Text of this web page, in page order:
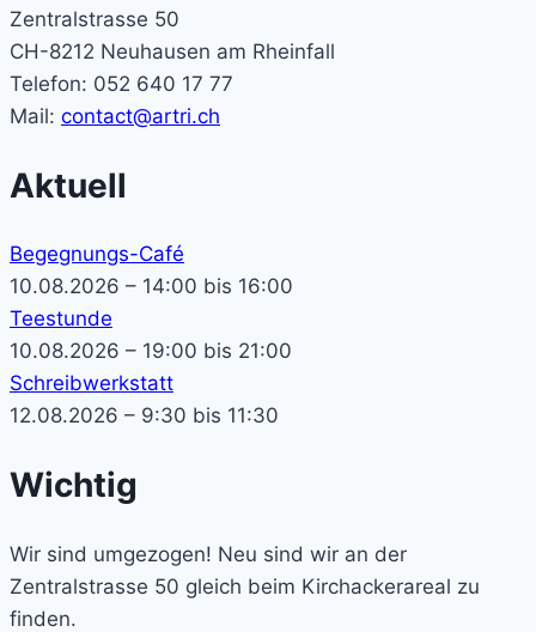
Zentralstrasse 50
CH-8212 Neuhausen am Rheinfall
Telefon: 052 640 17 77
Mail: contact@artri.ch
Aktuell
Begegnungs-Café
10.08.2026 – 14:00 bis 16:00
Teestunde
10.08.2026 – 19:00 bis 21:00
Schreibwerkstatt
12.08.2026 – 9:30 bis 11:30
Wichtig
Wir sind umgezogen! Neu sind wir an der
Zentralstrasse 50 gleich beim Kirchackerareal zu
finden.